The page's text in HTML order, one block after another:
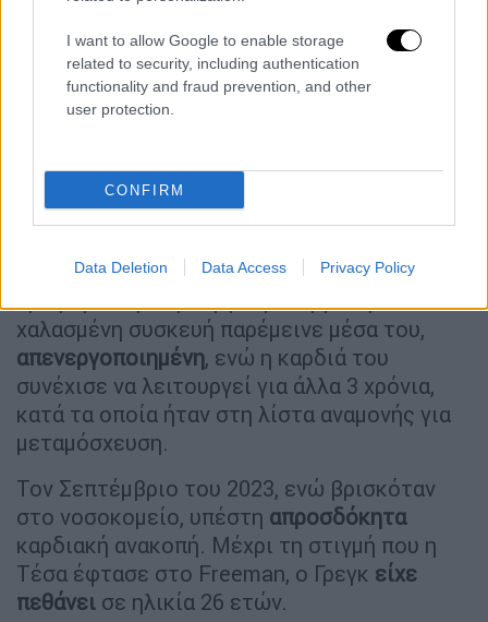
I want to allow Google to enable storage
related to security, including authentication
functionality and fraud prevention, and other
user protection.
CONFIRM
Data Deletion Data Access Privacy Policy
επανεκκινήσει, δεν ενεργοποιήθηκε. «Η
αντλίαδε λειτουργούσε και εκείνος απλώς
άρχισε σιγά-σιγά να γίνεται "μπλε"», λέει η
Τέσα.
νοσοκομείο, αλλά η συσκευή δεν μπορούσε
να επισκευαστεί. Του είπαν ότι θα μπορούσε
ενδεχόμενο ενός ακόμη εγκεφαλικού,
χαλασμένη συσκευή παρέμεινε μέσα του,
απενεργοποιημένη, ενώ η καρδιά του
συνέχισε να λειτουργεί για άλλα 3 χρόνια,
κατά τα οποία ήταν στη λίστα αναμονής για
μεταμόσχευση.
Τον Σεπτέμβριο του 2023, ενώ βρισκόταν
στο νοσοκομείο, υπέστη απροσδόκητα
καρδιακή ανακοπή. Μέχρι τη στιγμή που η
Τέσα έφτασε στο Freeman, ο Γρεγκ είχε
πεθάνει σε ηλικία 26 ετών.